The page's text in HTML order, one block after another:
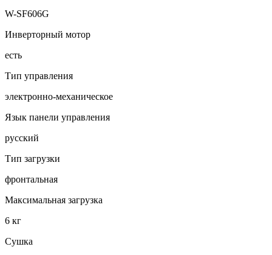
W-SF606G
Инверторный мотор
есть
Тип управления
электронно-механическое
Язык панели управления
русский
Тип загрузки
фронтальная
Максимальная загрузка
6 кг
Сушка